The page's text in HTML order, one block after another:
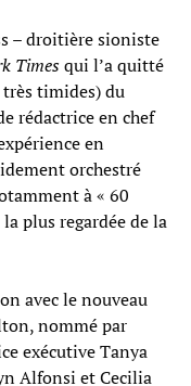
– droitière sioniste
Timesqui l’a quitté
timides) du
rédactrice en chef
en
orchestré
à « 60
plus regardée de la
avec le nouveau
nommé par
exécutive Tanya
Alfonsi et Cecilia